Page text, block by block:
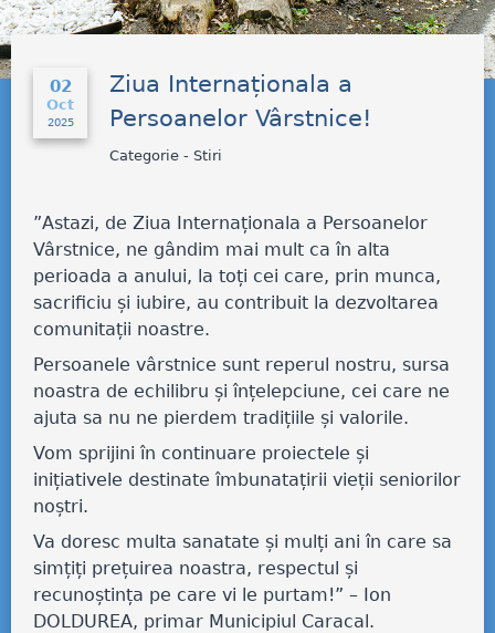
02
Oct
2025
Ziua Internaționala a
Persoanelor Vârstnice!
Categorie - Stiri
”Astazi, de Ziua Internaționala a Persoanelor
Vârstnice, ne gândim mai mult ca în alta
perioada a anului, la toți cei care, prin munca,
sacrificiu și iubire, au contribuit la dezvoltarea
comunitații noastre.
Persoanele vârstnice sunt reperul nostru, sursa
noastra de echilibru și înțelepciune, cei care ne
ajuta sa nu ne pierdem tradițiile și valorile.
Vom sprijini în continuare proiectele și
inițiativele destinate îmbunatațirii vieții seniorilor
noștri.
Va doresc multa sanatate și mulți ani în care sa
simțiți prețuirea noastra, respectul și
recunoștința pe care vi le purtam!” – Ion
DOLDUREA, primar Municipiul Caracal.